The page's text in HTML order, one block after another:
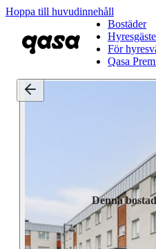
Hoppa till huvudinnehåll
Bostäder
För
Qasa
Denna